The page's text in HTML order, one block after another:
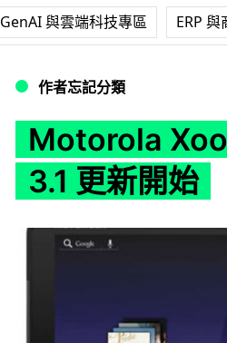
GenAI 與雲端科技專區 ERP
作者忘記分類
Motorola
3.1 更新開始